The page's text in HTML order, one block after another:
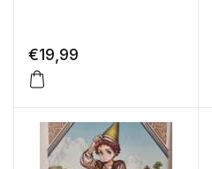
€19,99